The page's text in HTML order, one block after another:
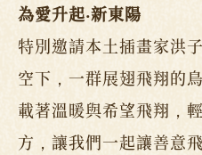
為愛升起‧新東陽
特別邀請本土插畫家洪
空下，一群展翅飛翔的
載著溫暖與希望飛翔，
方，讓我們一起讓善意